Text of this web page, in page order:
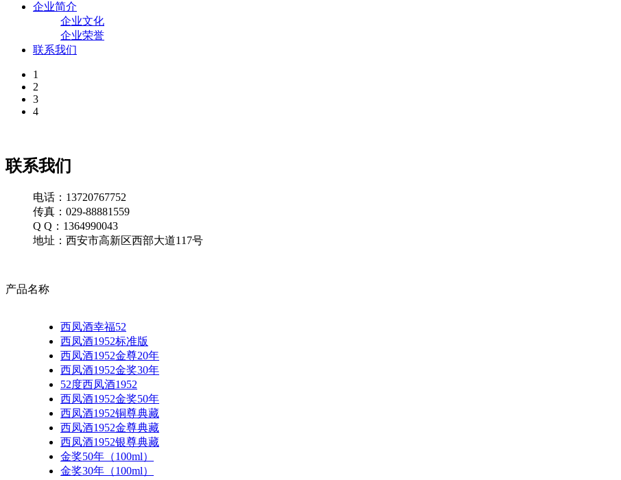
企业简介
企业文化
企业荣誉
联系我们
1
2
3
4
联系我们
电话：13720767752
传真：029-88881559
Q Q：1364990043
地址：西安市高新区西部大道117号
产品名称
西凤酒幸福52
西凤酒1952标准版
西凤酒1952金尊20年
西凤酒1952金奖30年
52度西凤酒1952
西凤酒1952金奖50年
西凤酒1952铜尊典藏
西凤酒1952金尊典藏
西凤酒1952银尊典藏
金奖50年（100ml）
金奖30年（100ml）